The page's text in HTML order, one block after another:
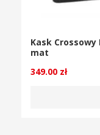
Kask Crossowy
mat
349.00 zł